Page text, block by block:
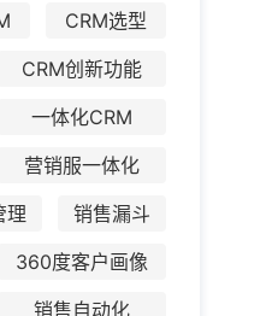
CRM选型
CRM创新功能
一体化CRM
营销服一体化
理
销售漏斗
360度客户画像
销售自动化